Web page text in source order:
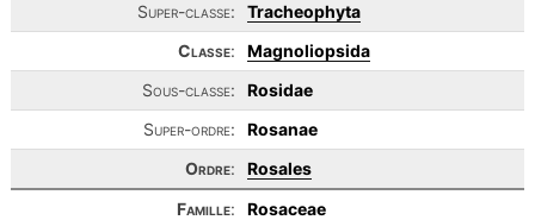
Super-classe:
Tracheophyta
Classe:
Magnoliopsida
Sous-classe:
Rosidae
Super-ordre:
Rosanae
Ordre:
Rosales
Famille:
Rosaceae